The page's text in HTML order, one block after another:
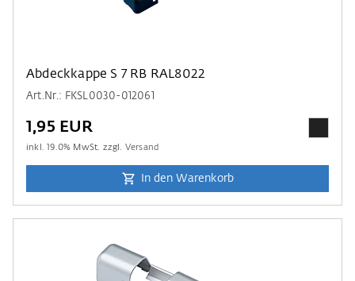
Abdeckkappe S 7 RB RAL8022
Art.Nr.: FKSL0030-012061
1,95 EUR
inkl.19.0% MwSt. zzgl. Versand
In den Warenkorb